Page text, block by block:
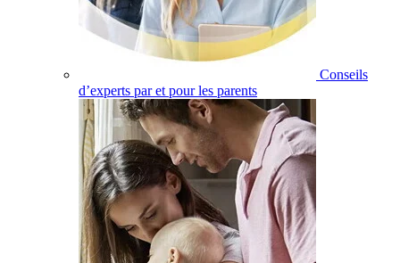
Conseils
d’experts par et pour les parents